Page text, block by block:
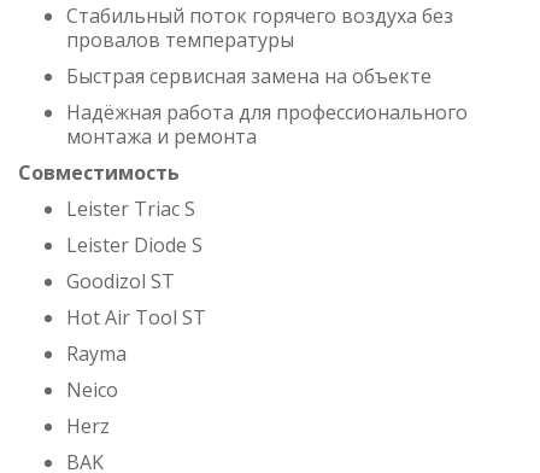
Стабильный поток горячего воздуха без
провалов температуры
Быстрая сервисная замена на объекте
Надёжная работа для профессионального
монтажа и ремонта
Совместимость
Leister Triac S
Leister Diode S
Goodizol ST
Hot Air Tool ST
Rayma
Neico
Herz
BAK